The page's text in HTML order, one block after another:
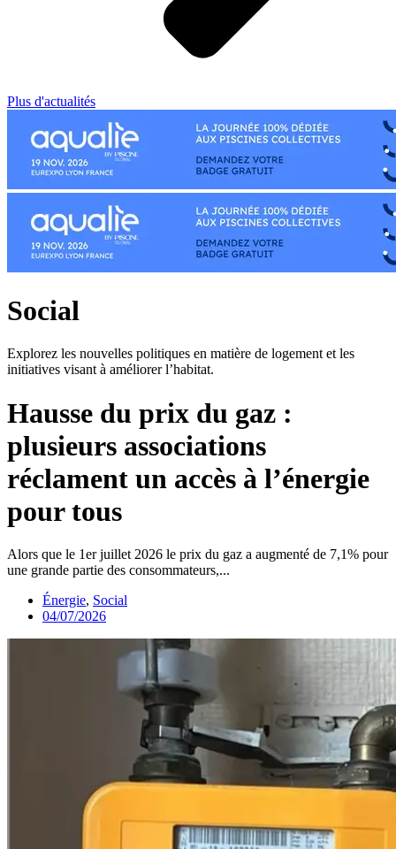
Plus d'actualités
Social
Explorez les nouvelles politiques en matière de logement et les
initiatives visant à améliorer l’habitat.
Hausse du prix du gaz :
plusieurs associations
réclament un accès à l’énergie
pour tous
Alors que le 1er juillet 2026 le prix du gaz a augmenté de 7,1% pour
une grande partie des consommateurs,...
Énergie, Social
04/07/2026